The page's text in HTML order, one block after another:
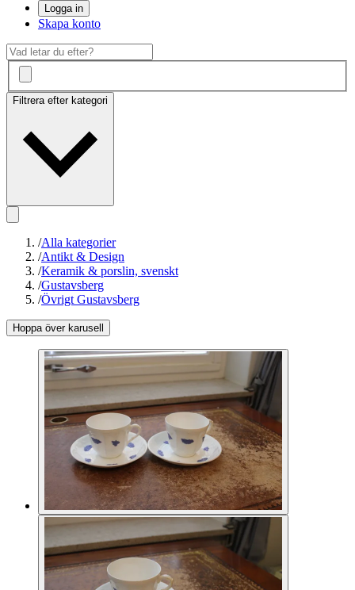
Logga in
Skapa konto
Filtrera efter kategori
/Alla kategorier
/Antikt & Design
/Keramik & porslin, svenskt
/Gustavsberg
/Övrigt Gustavsberg
Hoppa över karusell